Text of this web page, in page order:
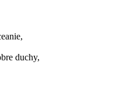
duchy,